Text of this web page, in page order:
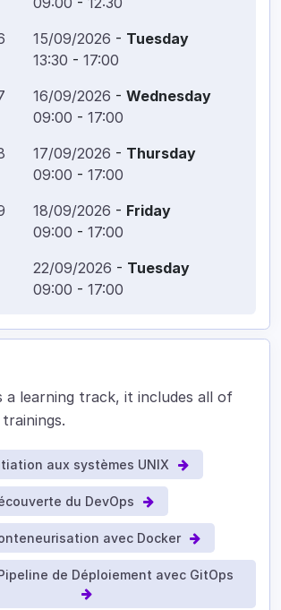
15/09/2026 - Tuesday
13:30 - 17:00
16/09/2026 - Wednesday
09:00 - 17:00
17/09/2026 - Thursday
09:00 - 17:00
18/09/2026 - Friday
09:00 - 17:00
22/09/2026 - Tuesday
09:00 - 17:00
a learning track, it includes all of
aux systèmes UNIX
du DevOps
avec Docker
de Déploiement avec GitOps